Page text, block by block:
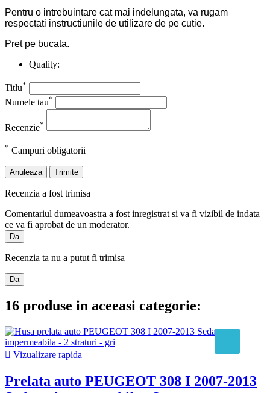
Pentru o intrebuintare cat mai indelungata, va rugam
respectati instructiunile de utilizare de pe cutie.
Pret pe bucata.
Quality:
Titlu*
Numele tau*
Recenzie*
* Campuri obligatorii
Anuleaza Trimite
Recenzia a fost trimisa
Comentariul dumeavoastra a fost inregistrat si va fi vizibil de indata
ce va fi aprobat de un moderator.
Da
Recenzia ta nu a putut fi trimisa
Da
16 produse in aceeasi categorie:
 Vizualizare rapida
Prelata auto PEUGEOT 308 I 2007-2013